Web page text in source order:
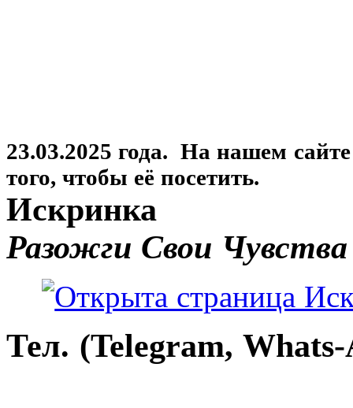
23.03.2025 года. На нашем
того, чтобы её посетить.
Искринка
Разожги Свои Чувства
Тел. (Telegram,